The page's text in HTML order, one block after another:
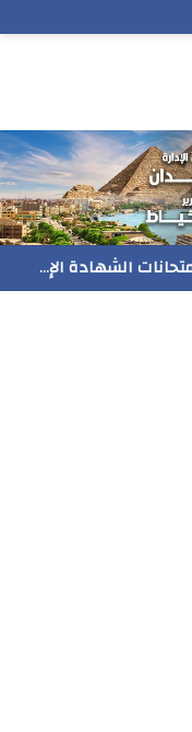
رسميا..فيلم المنير ينافس في مهرجان Follow Your Heart بنيويورك